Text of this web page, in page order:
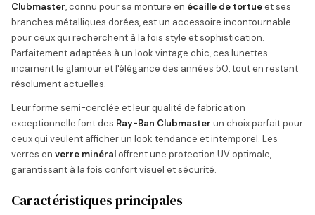
Clubmaster, connu pour sa monture en écaille de tortueet ses
branches métalliques dorées, est un accessoire incontournable
pour ceux qui recherchent à la fois style et sophistication.
Parfaitement adaptées à un look vintage chic, ces lunettes
incarnent le glamour et l'élégance des années 50, tout en restant
résolument actuelles.
Leur forme semi-cerclée et leur qualité de fabrication
exceptionnelle font des Ray-Ban Clubmaster un choix parfait pour
ceux qui veulent afficher un look tendance et intemporel. Les
verres en verre minéraloffrent une protection UV optimale,
garantissant à la fois confort visuel et sécurité.
Caractéristiques principales